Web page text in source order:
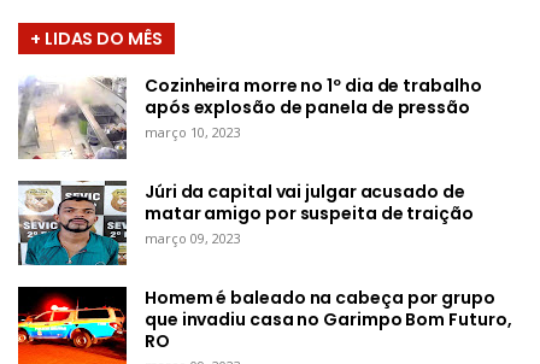
+ LIDAS DO MÊS
Cozinheira morre no 1º dia de trabalho
após explosão de panela de pressão
março 10, 2023
Júri da capital vai julgar acusado de
matar amigo por suspeita de traição
março 09, 2023
Homem é baleado na cabeça por grupo
que invadiu casa no Garimpo Bom Futuro,
RO